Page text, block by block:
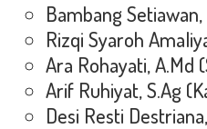
Bambang
Rizqi Syaroh
Ara Rohayati, A.Md
Arif Ruhiyat, S.Ag
Desi Resti